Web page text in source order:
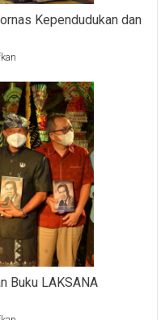
2029Kependudukan dan
DPRD
Hadir
dalam
Rakornas
Kependudukan
dan
Pencatatan
Sipil
Buku LAKSANA